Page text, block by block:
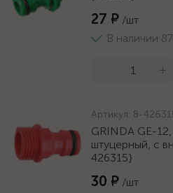
27 ₽ /шт
В наличии
+
Артикул: 8-
GRINDA GE-
штуцерный, с
426315}
30 ₽ /шт